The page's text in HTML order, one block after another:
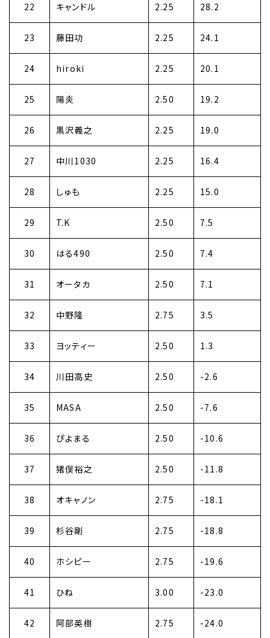
22 キャンドル 2.25 28.2
23 藤田功 2.25 24.1
24 hiroki 2.25 20.1
25 陽炎 2.50 19.2
26 黒沢義之 2.25 19.0
27 中川1030 2.25 16.4
28 しゅも 2.25 15.0
29 T.K 2.50 7.5
30 はる490 2.50 7.4
31 オータカ 2.50 7.1
32 中野隆 2.75 3.5
33 ヨッティー 2.50 1.3
34 川田高史 2.50 -2.6
35 MASA 2.50 -7.6
36 ぴよまる 2.50 -10.6
37 猪俣裕之 2.50 -11.8
38 オキャノン 2.75 -18.1
39 杉谷剛 2.75 -18.8
40 ホシピー 2.75 -19.6
41 ひね 3.00 -23.0
42 阿部英樹 2.75 -24.0